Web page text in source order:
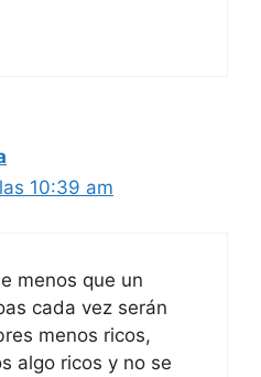
10:39 am
menos que un
cada vez serán
menos ricos,
algo ricos y no se